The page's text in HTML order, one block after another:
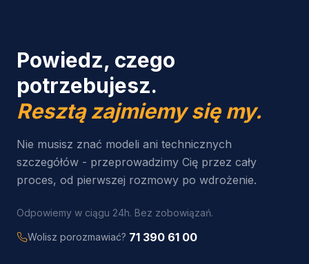
Powiedz, czego
potrzebujesz.
Resztą zajmiemy się my.
Nie musisz znać modeli ani technicznych
szczegółów - przeprowadzimy Cię przez cały
proces, od pierwszej rozmowy po wdrożenie.
Odpowiemy w ciągu 24h. Bez zobowiązań.
Wolisz porozmawiać? 71 390 61 00